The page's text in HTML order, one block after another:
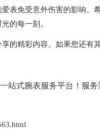
表免受意外伤害的影响。
的每一刻。
享的精彩内容。如果您还有